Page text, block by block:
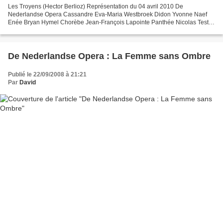
Les Troyens (Hector Berlioz) Représentation du 04 avril 2010 De
Nederlandse Opera Cassandre Eva-Maria Westbroek Didon Yvonne Naef
Enée Bryan Hymel Chorèbe Jean-François Lapointe Panthée Nicolas Testé
De Nederlandse Opera : La Femme sans Ombre
Publié le 22/09/2008 à 21:21
Par David